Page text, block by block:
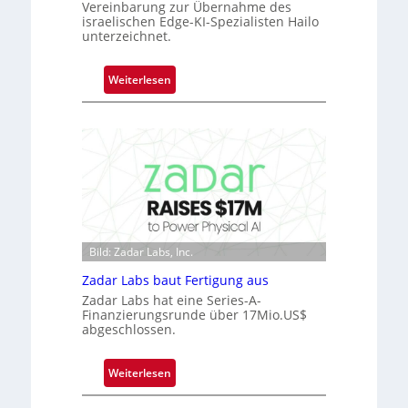
e
r
i
m
m
a
r
k
V
i
s
i
o
n
Vereinbarung zur Übernahme des
israelischen Edge-KI-Spezialisten Hailo
unterzeichnet.
Weiterlesen:
M
o
c
h
i
l
a
n
Ü
b
Bild: Zadar Labs, Inc.
Zadar Labs baut Fertigung aus
Zadar Labs hat eine Series-A-
Finanzierungsrunde über 17Mio.US$
abgeschlossen.
Weiterlesen:
Z